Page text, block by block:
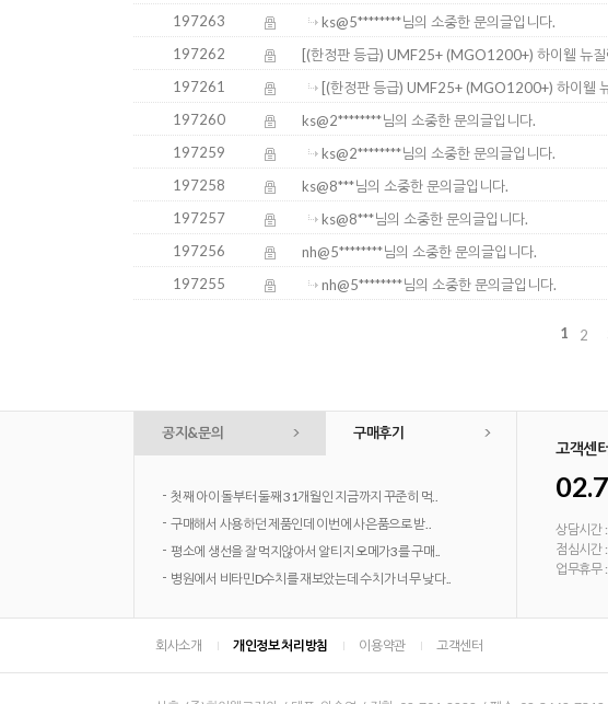
197263
ks@5********님의 소중한 문의글입니다.
197262
[(한정판 등급) UMF25+ (MGO1200+) 하이웰 뉴
197261
[(한정판 등급) UMF25+ (MGO1200+) 하이웰
197260
ks@2********님의 소중한 문의글입니다.
197259
ks@2********님의 소중한 문의글입니다.
197258
ks@8***님의 소중한 문의글입니다.
197257
ks@8***님의 소중한 문의글입니다.
197256
nh@5********님의 소중한 문의글입니다.
197255
nh@5********님의 소중한 문의글입니다.
1 2
공지&문의 구매후기
- 첫째 아이 돌부터 둘째 31개월인 지금까지 꾸준히 먹..
- 구매해서 사용하던 제품인데 이번에 사은품으로 받..
- 평소에 생선을 잘 먹지않아서 알티지 오메가3를 구매..
- 병원에서 비타민D수치를 재보았는데 수치가 너무 낮다..
고객센터
상담시간 :
점심시간 :
업무휴무 :
회사소개 개인정보 처리방침 이용약관 고객센터